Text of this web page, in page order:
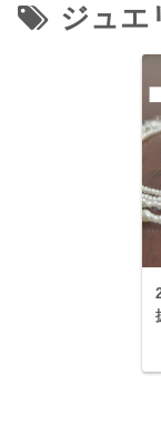
ジュエ